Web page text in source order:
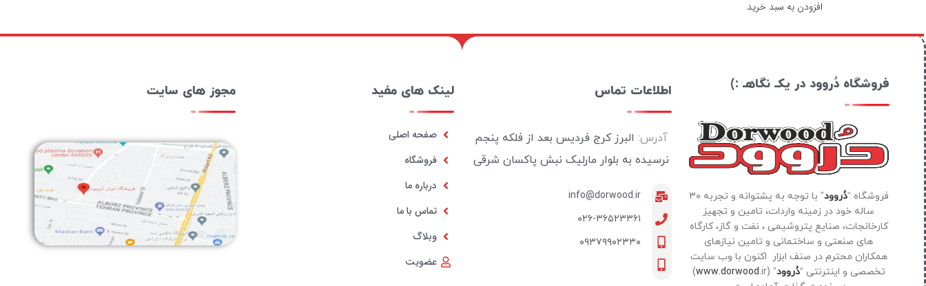
افزودن به سبد خرید
فروشگاه دُروود در یکـ نگاهـ :)
فروشگاه “دُروود
” با توجه به پشتوانه و تجربه ۳۰
ساله خود در زمینه واردات، تامین و تجهیز
کارخانجات، صنایع پتروشیمی ، نفت و گاز، کارگاه
های صنعتی و ساختمانی و تامین نیازهای
همکاران محترم در صنف ابزار اکنون با وب سایت
تخصصی و اینترنتی “دُروود” (
www.dorwood.
ir)
اطلاعات تماس
آدرس: البرز کرج فردیس بعد از فلکه پنجم
نرسیده به بلوار مارلیک نبش پاکسان شرقی
info@dorwood.ir
۰۲۶-۳۶۵۲۳۳۶۱
۰۹۳۷۹۹۰۲۳۳۰
لینک های مفید
صفحه اصلی
فروشگاه
درباره ما
تماس با ما
وبلاگ
عضویت
مجوز های سایت